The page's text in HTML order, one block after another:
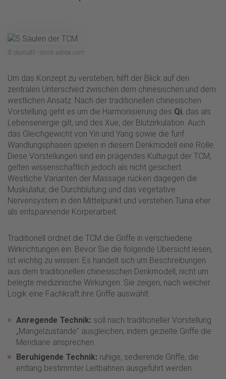
© dashu83 - stock.adobe.com
Um das Konzept zu verstehen, hilft der Blick auf den
zentralen Unterschied zwischen dem chinesischen und dem
westlichen Ansatz. Nach der traditionellen chinesischen
Vorstellung geht es um die Harmonisierung des Qi, das als
Lebensenergie gilt, und des Xue, der Blutzirkulation. Auch
das Gleichgewicht von Yin und Yang sowie die fünf
Wandlungsphasen spielen in diesem Denkmodell eine Rolle.
Diese Vorstellungen sind ein prägendes Kulturgut der TCM,
gelten wissenschaftlich jedoch als nicht gesichert.
Westliche Varianten der Massage rücken dagegen die
Muskulatur, die Durchblutung und das vegetative
Nervensystem in den Mittelpunkt und verstehen Tuina eher
als entspannende Körperarbeit.
Traditionell ordnet die TCM die Griffe in verschiedene
Wirkrichtungen ein. Bevor Sie die folgende Übersicht lesen,
ist wichtig zu wissen: Es handelt sich um Beschreibungen
aus dem traditionellen chinesischen Denkmodell, nicht um
belegte medizinische Wirkungen. Sie zeigen, nach welcher
Logik eine Fachkraft ihre Griffe auswählt.
Anregende Technik: soll nach traditioneller Vorstellung
„Mangelzustände" ausgleichen, indem gezielte Griffe die
Meridiane ansprechen.
Beruhigende Technik: ruhige, sedierende Griffe, die
entlang bestimmter Leitbahnen ausgeführt werden.